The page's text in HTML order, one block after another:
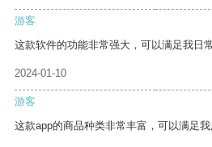
游客
这款软件的功能非常强大，可以满足我日
2024-01-10
游客
这款app的商品种类非常丰富，可以满足我